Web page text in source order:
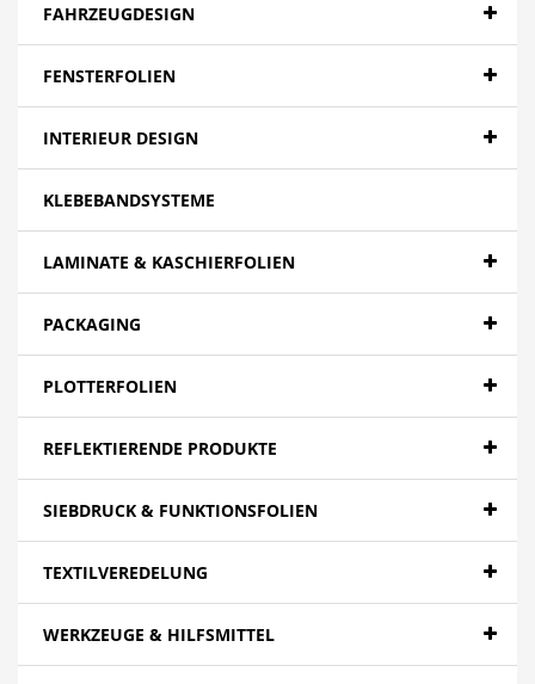
Banner - Backlit
Banner - Blockout
Papier
Canvas
Mesh
Textilien
Folien - High Tack | Niedertemperaturen
Folien - Adhäsionsfolien
Papier- Fotopapier
Textilien - Canvas
FAHRZEUGDESIGN
FENSTERFOLIEN
INTERIEUR DESIGN
KLEBEBANDSYSTEME
LAMINATE & KASCHIERFOLIEN
PACKAGING
PLOTTERFOLIEN
REFLEKTIERENDE PRODUKTE
SIEBDRUCK & FUNKTIONSFOLIEN
TEXTILVEREDELUNG
WERKZEUGE & HILFSMITTEL